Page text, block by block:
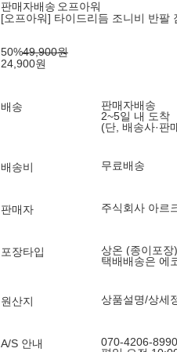
판매자배송 오프아워
[오프아워] 타이드리듬 조니비 반팔
50%49,900원
24,900원
배송
판매자배송
2~5일 내 도착
(단, 배송사·판
배송비 무료배송
판매자 주식회사 아르
포장타입
상온 (종이포장)
택배배송은 에
원산지 상품설명/상세
A/S 안내
070-4206-8990